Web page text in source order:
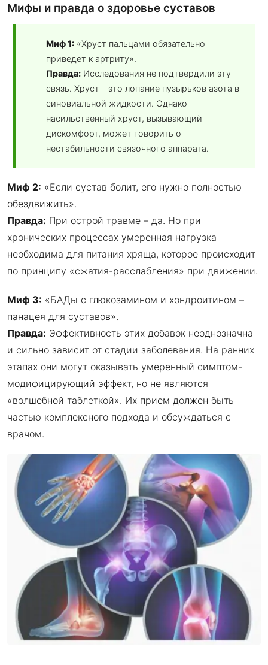
Мифы и правда о здоровье суставов
Миф 1: «Хруст пальцами обязательно
приведет к артриту».
Правда: Исследования не подтвердили эту
связь. Хруст – это лопание пузырьков азота в
синовиальной жидкости. Однако
насильственный хруст, вызывающий
дискомфорт, может говорить о
нестабильности связочного аппарата.
Миф 2: «Если сустав болит, его нужно полностью
обездвижить».
Правда: При острой травме – да. Но при
хронических процессах умеренная нагрузка
необходима для питания хряща, которое происходит
по принципу «сжатия-расслабления» при движении.
Миф 3: «БАДы с глюкозамином и хондроитином –
панацея для суставов».
Правда: Эффективность этих добавок неоднозначна
и сильно зависит от стадии заболевания. На ранних
этапах они могут оказывать умеренный симптом-
модифицирующий эффект, но не являются
«волшебной таблеткой». Их прием должен быть
частью комплексного подхода и обсуждаться с
врачом.